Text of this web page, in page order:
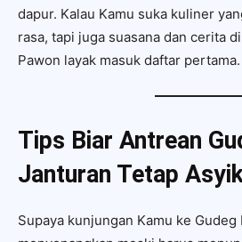
dapur. Kalau Kamu suka kuliner
rasa, tapi juga suasana dan cerita
Pawon layak masuk daftar pertama.
Tips Biar Antrean
Janturan Tetap
Supaya kunjungan Kamu ke